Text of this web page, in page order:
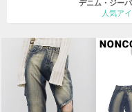
デニム・ジー
人気ア